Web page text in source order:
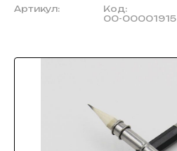
Артикул:
Код:
00-00001915